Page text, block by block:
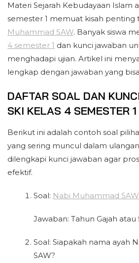
Materi Sejarah Kebudayaan Islam
semester 1 memuat kisah penting
Muhammad SAW. Banyak siswa
4 semester 1 dan kunci jawaban
menghadapi ujian. Artikel ini
lengkap dengan jawaban yang
DAFTAR SOAL DAN
SKI KELAS 4 SEMESTER 1
Berikut ini adalah contoh soal
yang sering muncul dalam
dilengkapi kunci jawaban agar
efektif.
Soal: Nabi Muhammad SAW
Jawaban: Tahun Gajah atau
Soal: Siapakah nama ayah
SAW?